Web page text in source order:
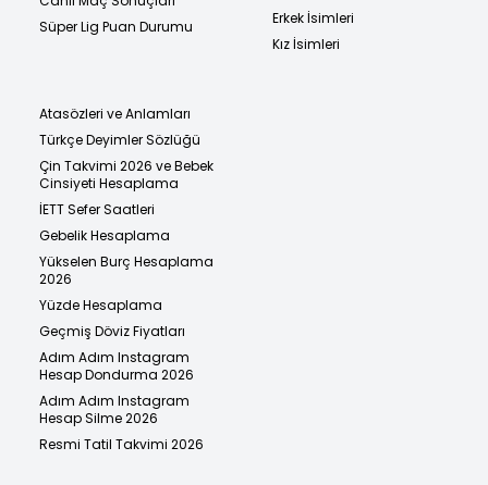
Süper Lig Puan Durumu
Erkek İsimleri
Kız İsimleri
Atasözleri ve Anlamları
Türkçe Deyimler Sözlüğü
Çin Takvimi 2026 ve Bebek
Cinsiyeti Hesaplama
İETT Sefer Saatleri
Gebelik Hesaplama
Yükselen Burç Hesaplama
2026
Yüzde Hesaplama
Geçmiş Döviz Fiyatları
Adım Adım Instagram
Hesap Dondurma 2026
Adım Adım Instagram
Hesap Silme 2026
Resmi Tatil Takvimi 2026